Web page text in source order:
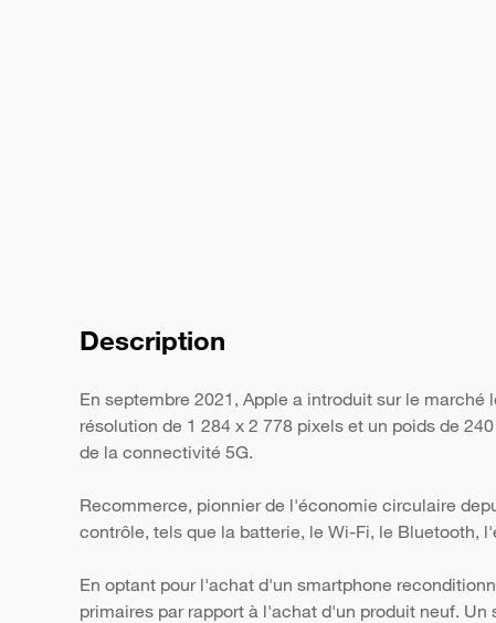
Description
En septembre 2021, Apple a introduit sur le
résolution de 1 284 x 2 778 pixels et un poids de
de la connectivité 5G.
Recommerce, pionnier de l'économie circulaire
contrôle, tels que la batterie, le Wi-Fi, le Bluetooth,
En optant pour l'achat d'un smartphone
primaires par rapport à l'achat d'un produit neuf.